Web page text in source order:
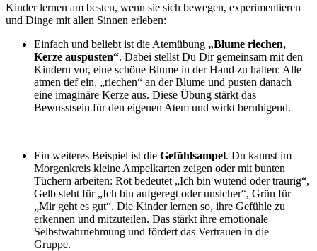
Kinder lernen am besten, wenn sie sich bewegen, experimentieren
und Dinge mit allen Sinnen erleben:
Einfach und beliebt ist die Atemübung „Blume riechen,
Kerze auspusten“. Dabei stellst Du Dir gemeinsam mit den
Kindern vor, eine schöne Blume in der Hand zu halten: Alle
atmen tief ein, „riechen“ an der Blume und pusten danach
eine imaginäre Kerze aus. Diese Übung stärkt das
Bewusstsein für den eigenen Atem und wirkt beruhigend.
Ein weiteres Beispiel ist die Gefühlsampel. Du kannst im
Morgenkreis kleine Ampelkarten zeigen oder mit bunten
Tüchern arbeiten: Rot bedeutet „Ich bin wütend oder traurig“,
Gelb steht für „Ich bin aufgeregt oder unsicher“, Grün für
„Mir geht es gut“. Die Kinder lernen so, ihre Gefühle zu
erkennen und mitzuteilen. Das stärkt ihre emotionale
Selbstwahrnehmung und fördert das Vertrauen in die
Gruppe.